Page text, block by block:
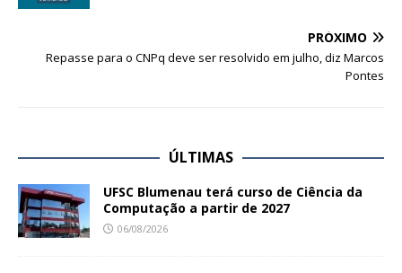
PRÓXIMO
Repasse para o CNPq deve ser resolvido em julho, diz Marcos
Pontes
ÚLTIMAS
UFSC Blumenau terá curso de Ciência da
Computação a partir de 2027
06/08/2026